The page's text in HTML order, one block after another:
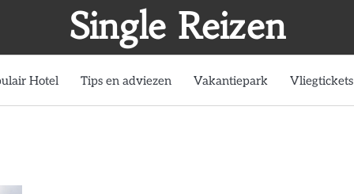
Single Reizen
Hotel Tips en adviezen Vakantiepark Vliegtickets